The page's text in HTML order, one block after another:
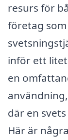
resurs för
företag
inför ett
en
där en
Här är